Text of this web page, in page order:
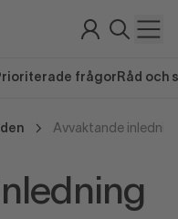
frågor Råd och